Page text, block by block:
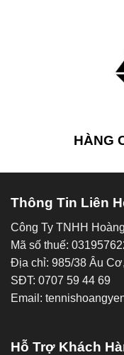
HÀNG
Thông Tin Liên
Công Ty TNHH
Mã số thuế:
Địa chỉ: 985/38 Âu
SĐT: 0707 59 44 69
Email:
Hỗ Trợ Khách